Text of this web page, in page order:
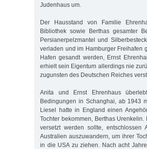
Judenhaus um.
Der Hausstand von Familie
Bibliothek sowie Berthas gesamter
Persianerpelzmantel und
verladen und im Hamburger Freihafen
Hafen gesandt werden, Ernst
erhielt sein Eigentum allerdings nie
zugunsten des Deutschen Reiches
Anita und Ernst Ehrenhaus
Bedingungen in Schanghai, ab 1943
Liesel hatte in England einen
Tochter bekommen, Berthas
versetzt werden sollte,
Australien auszuwandern, um ihrer
in die USA zu ziehen. Nach acht